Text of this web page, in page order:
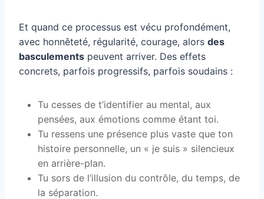
Et quand ce processus est vécu profondément,
avec honnêteté, régularité, courage, alors des
basculements peuvent arriver. Des effets
concrets, parfois progressifs, parfois soudains :
Tu cesses de t’identifier au mental, aux
pensées, aux émotions comme étant toi.
Tu ressens une présence plus vaste que ton
histoire personnelle, un « je suis » silencieux
en arrière-plan.
Tu sors de l’illusion du contrôle, du temps, de
la séparation.